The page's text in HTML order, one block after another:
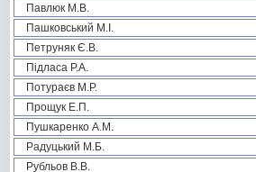
Павлюк М.В.
Пашковський М.І.
Петруняк Є.В.
Підласа Р.А.
Потураєв М.Р.
Прощук Е.П.
Пушкаренко А.М.
Радуцький М.Б.
Рубльов В.В.